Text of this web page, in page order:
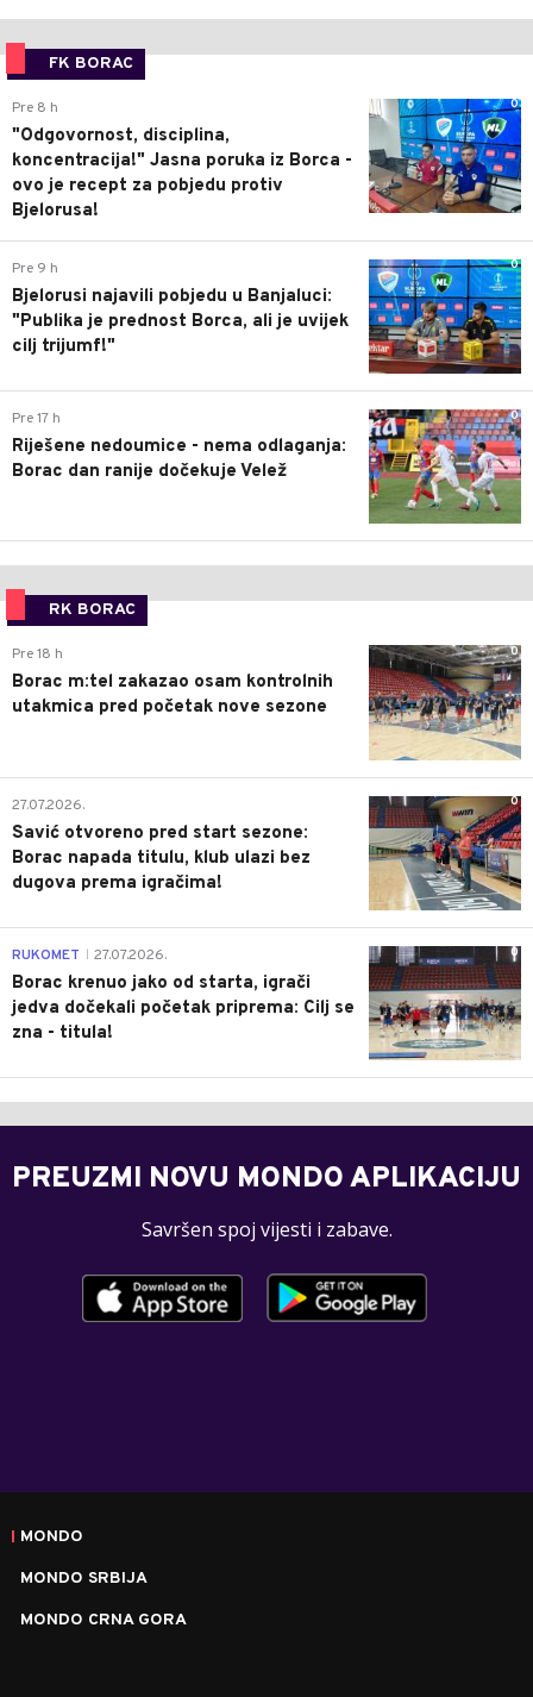
FK BORAC
0
Pre 8 h
"Odgovornost, disciplina,
koncentracija!" Jasna poruka iz Borca -
ovo je recept za pobjedu protiv
Bjelorusa!
0
Pre 9 h
Bjelorusi najavili pobjedu u Banjaluci:
"Publika je prednost Borca, ali je uvijek
cilj trijumf!"
0
Pre 17 h
Riješene nedoumice - nema odlaganja:
Borac dan ranije dočekuje Velež
RK BORAC
0
Pre 18 h
Borac m:tel zakazao osam kontrolnih
utakmica pred početak nove sezone
0
27.07.2026.
Savić otvoreno pred start sezone:
Borac napada titulu, klub ulazi bez
dugova prema igračima!
0
RUKOMET 27.07.2026.
Borac krenuo jako od starta, igrači
jedva dočekali početak priprema: Cilj se
zna - titula!
PREUZMI NOVU MONDO APLIKACIJU
Savršen spoj vijesti i zabave.
MONDO
MONDO SRBIJA
MONDO CRNA GORA